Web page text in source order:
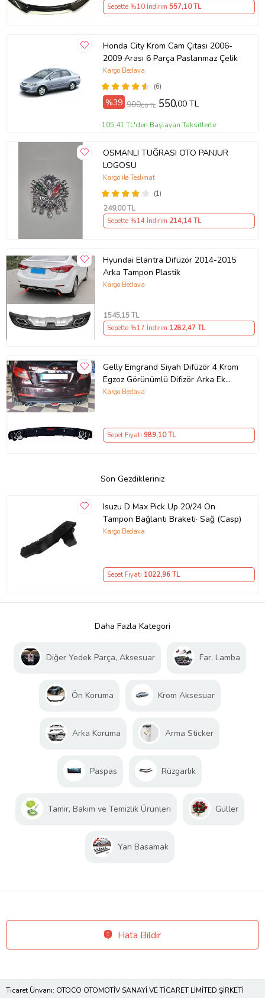
Sepette %10 İndirim 557,10 TL
Honda City Krom Cam Çıtası 2006-
2009 Arası 6 Parça Paslanmaz Çelik
(6)
Kargo Bedava
%39 900,00 TL 550,00 TL
105,41 TL'den Başlayan Taksitlerle
OSMANLI TUĞRASI OTO PANJUR
LOGOSU
(1)
Kargo ile Teslimat
249,00 TL
Sepette %14 İndirim 214,14 TL
Hyundai Elantra Difüzör 2014-2015
Arka Tampon Plastik
Kargo Bedava
1545,15 TL
Sepette %17 İndirim 1282,47 TL
Gelly Emgrand Siyah Difüzör 4 Krom
Egzoz Görünümlü Difizör Arka Ek
Body Kit
Kargo Bedava
Sepet Fiyatı 989,10 TL
Son Gezdikleriniz
Isuzu D Max Pick Up 20/24 Ön
Tampon Bağlantı Braketi· Sağ (Casp)
Kargo Bedava
Sepet Fiyatı 1022,96 TL
Daha Fazla Kategori
Diğer Yedek Parça, Aksesuar Far, Lamba
Ön Koruma Krom Aksesuar
Arka Koruma Arma Sticker
Paspas Rüzgarlık
Tamir, Bakım ve Temizlik Ürünleri Güller
Yan Basamak
Hata Bildir
Ticaret Ünvanı: OTOCO OTOMOTİV SANAYİ VE TİCARET LİMİTED ŞİRKETİ